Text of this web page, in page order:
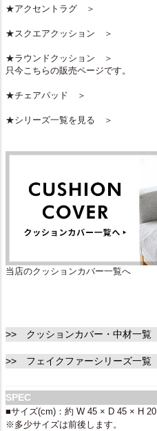
★アクセントラグ ＞
★スクエアクッション ＞
★ラウンドクッション ＞
只今こちらの販売ページです。
★チェアパッド ＞
★シリーズ一覧を見る ＞
当店のクッションカバー一覧へ
>> クッションカバー・中材一覧
>> フェイクファーシリーズ一覧
SPEC
■サイズ(cm)：約 W 45 × D 45 × H 20
※多少サイズは前後します。